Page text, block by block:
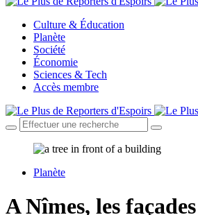
Culture & Éducation
Planète
Société
Économie
Sciences & Tech
Accès membre
Planète
A Nîmes, les